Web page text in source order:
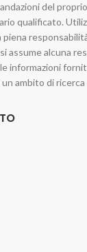
del
qualificato.
piena
assume alcuna
informazioni
ambito di ricerca